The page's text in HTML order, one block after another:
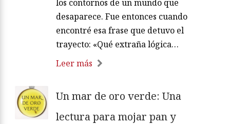
los contornos de un mundo que
desaparece. Fue entonces cuando
encontré esa frase que detuvo el
trayecto: «Qué extraña lógica…
Leer más
Un mar de oro verde: Una
lectura para mojar pan y